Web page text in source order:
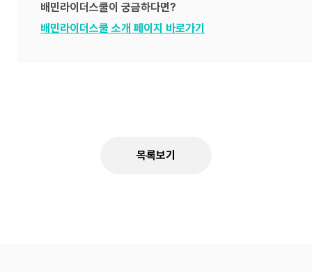
배민라이더스쿨이 궁금하다면?
배민라이더스쿨 소개 페이지 바로가기
목록보기